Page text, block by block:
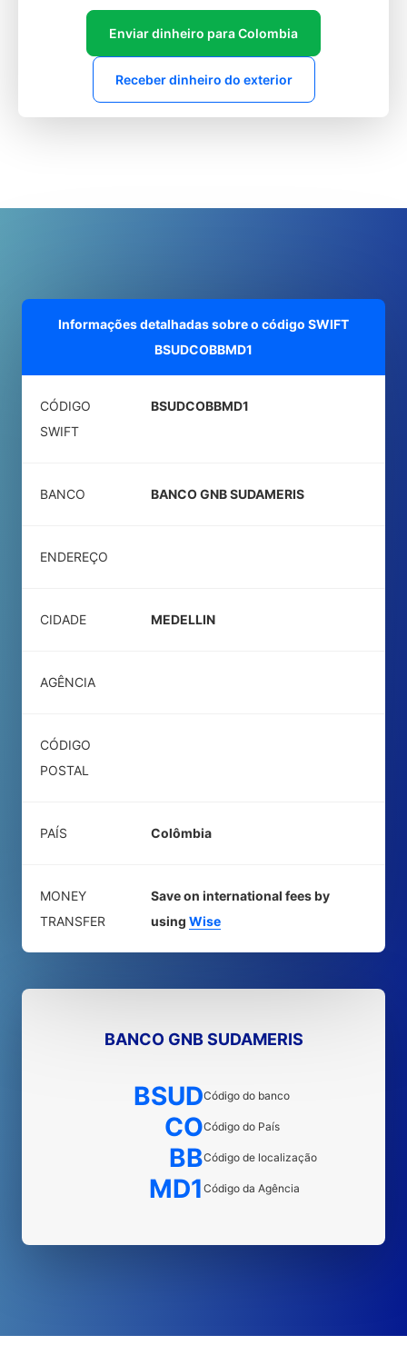
Enviar dinheiro para Colombia
Receber dinheiro do exterior
Informações detalhadas sobre o código SWIFT
BSUDCOBBMD1
CÓDIGO
SWIFT
BSUDCOBBMD1
BANCO BANCO GNB SUDAMERIS
ENDEREÇO
CIDADE MEDELLIN
AGÊNCIA
CÓDIGO
POSTAL
PAÍS Colômbia
MONEY
TRANSFER
Save on international fees by
using Wise
BANCO GNB SUDAMERIS
BSUDCódigo do banco
COCódigo do País
BBCódigo de localização
MD1 Código da Agência